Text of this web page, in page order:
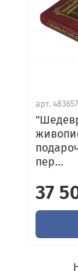
арт. 483657
пер...
37